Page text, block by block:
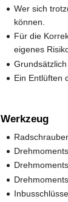
Wer sich
können.
Für die
eigenes
Ein Entlüften
Werkzeug